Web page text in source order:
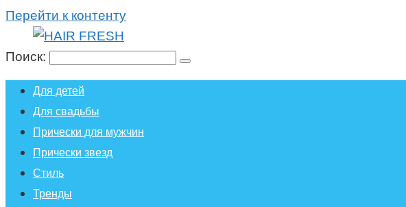
Перейти к контенту
Поиск:
Для детей
Для свадьбы
Прически для мужчин
Прически звезд
Стиль
Тренды